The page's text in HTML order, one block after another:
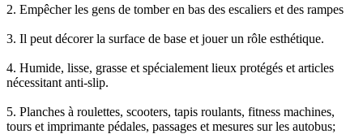
2. Empêcher les gens de tomber en bas des escaliers et des rampes
3. Il peut décorer la surface de base et jouer un rôle esthétique.
4. Humide, lisse, grasse et spécialement lieux protégés et articles
nécessitant anti-slip.
5. Planches à roulettes, scooters, tapis roulants, fitness machines,
tours et imprimante pédales, passages et mesures sur les autobus;